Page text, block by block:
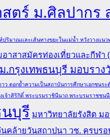
ตร์ ม.ศิลปากร
ริมาณและเส้นทางขยะในแม่น้ำ หวังวางแนว
าสาสมัครท่องเที่ยวและกีฬา
.กรุงเทพธนบุรี มอบรา
ว ตอกย้ำความเป็นสถาบันการศึกษาเอกชนระ
เจ้าสิริกิติ์ พระบรมราชินีนาถ พระบรมราช
บุรี มหาวิทยาลัยรังสิต ม
คล้ายวันสถาปนา วช. ครบรอ